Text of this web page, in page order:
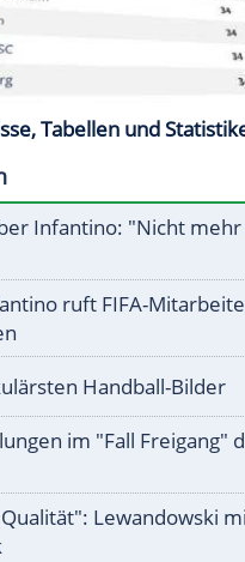
Tabellen und
Infantino: "Nicht
ruft FIFA-
Handball-Bilder
im "Fall Freigang"
Lewandowski